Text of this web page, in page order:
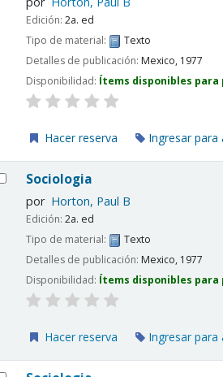
Edición:2a. ed
Tipo de material:
Texto
Detalles de publicación:Mexico, 1977
Disponibilidad: Ítems disponibles
Hacer reserva Ingresar para
Sociologia
por Horton, Paul B
Edición:2a. ed
Tipo de material:
Texto
Detalles de publicación:Mexico, 1977
Disponibilidad: Ítems disponibles
Hacer reserva Ingresar para